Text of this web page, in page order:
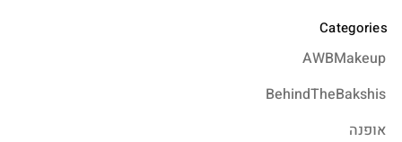
Categories
AWBMakeup
BehindTheBakshis
אופנה